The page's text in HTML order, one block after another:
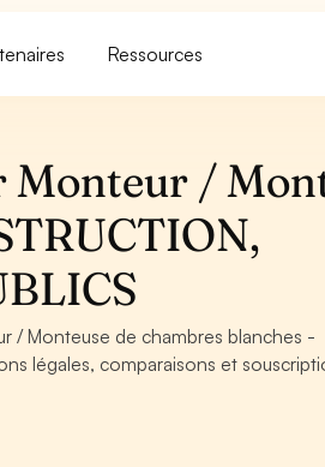
Ressources
Monteur /
/ Monteuse de chambres blanches -
légales, comparaisons et